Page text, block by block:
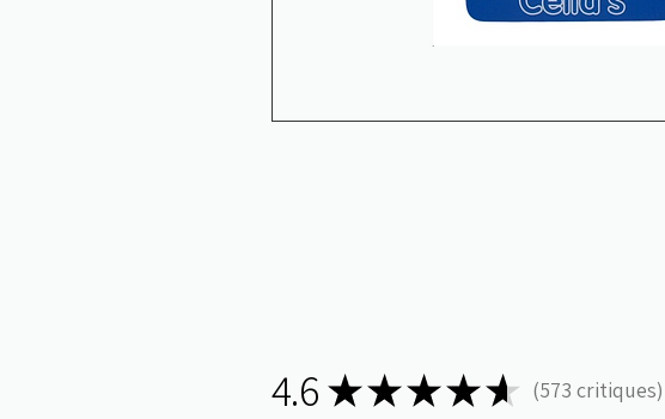
4.6 ★★★★★ 573 critiques
573